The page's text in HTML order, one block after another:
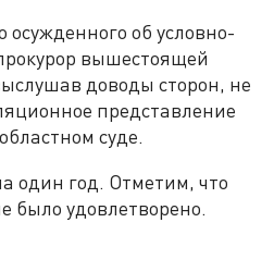
об условно-
вышестоящей
доводы сторон, не
представление
суде.
один год. Отметим, что
было удовлетворено.